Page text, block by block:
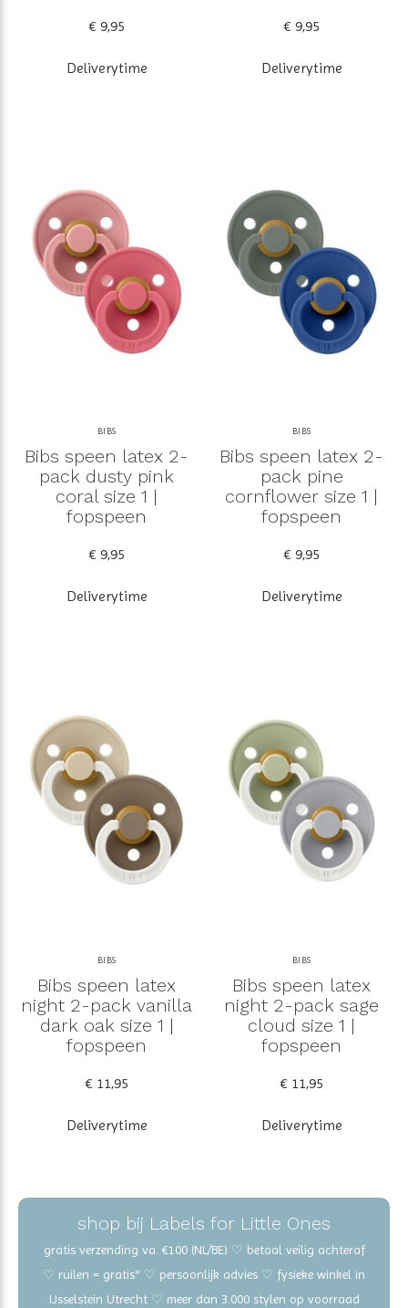
€ 9,95
Deliverytime
€ 9,95
Deliverytime
BIBS
Bibs speen latex 2-
pack dusty pink
coral size 1 |
fopspeen
€ 9,95
Deliverytime
BIBS
Bibs speen latex 2-
pack pine
cornflower size 1 |
fopspeen
€ 9,95
Deliverytime
BIBS
Bibs speen latex
night 2-pack vanilla
dark oak size 1 |
fopspeen
€ 11,95
Deliverytime
BIBS
Bibs speen latex
night 2-pack sage
cloud size 1 |
fopspeen
€ 11,95
Deliverytime
shop bij Labels for Little Ones
gratis verzending va. €100 (NL/BE) ♡ betaal veilig achteraf
♡ ruilen = gratis* ♡ persoonlijk advies ♡ fysieke winkel in
IJsselstein Utrecht ♡ meer dan 3.000 stylen op voorraad